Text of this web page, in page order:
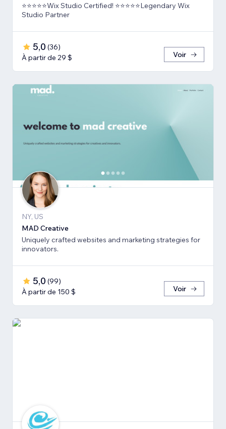
⭐⭐⭐⭐⭐Wix Studio Certified! ⭐⭐⭐⭐⭐Legendary Wix
Studio Partner
5,0 (36)
À partir de 29 $
Voir
NY, US
MAD Creative
Uniquely crafted websites and marketing strategies for
innovators.
5,0 (99)
À partir de 150 $
Voir